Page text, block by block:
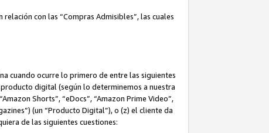
con las “Compras Admisibles”, las cuales
cuando ocurre lo primero de entre las siguientes
digital (según lo determinemos a nuestra
Shorts”, “eDocs”, “Amazon Prime Video”,
(un “Producto Digital”), o (z) el cliente da
de las siguientes cuestiones: